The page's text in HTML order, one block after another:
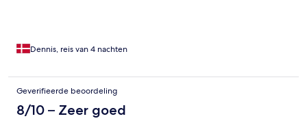
Dennis, reis van 4 nachten
Geverifieerde beoordeling
8/10 – Zeer goed